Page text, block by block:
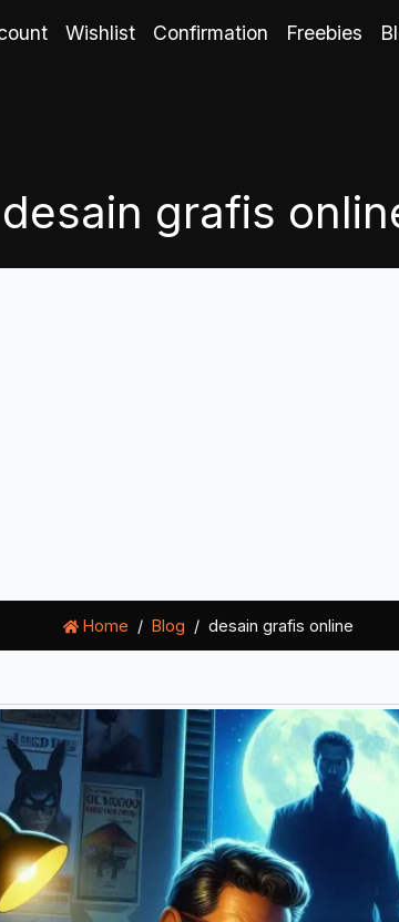
Wishlist Confirmation Freebies
desain grafis
Home Blog desain grafis online